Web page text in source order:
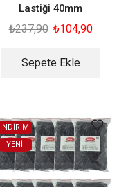
Lastiği 40mm
₺237,90 ₺104,90
Sepete Ekle
İNDİRİM
YENI